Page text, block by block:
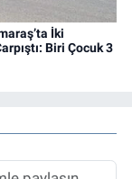
İki
Biri Çocuk 3